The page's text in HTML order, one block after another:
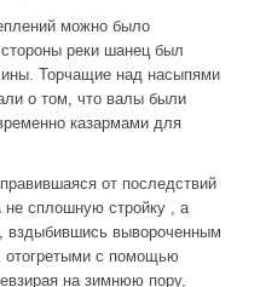
можно было
реки шанец был
Торчащие над насыпями
о том, что валы были
казармами для
от последствий
не сплошную стройку , а
вздыбившись вывороченным
с помощью
на зимнюю пору,